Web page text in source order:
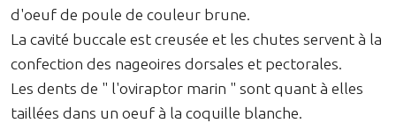
d'oeuf de poule de couleur brune.
La cavité buccale est creusée et les chutes servent à la
confection des nageoires dorsales et pectorales.
Les dents de " l'oviraptor marin " sont quant à elles
taillées dans un oeuf à la coquille blanche.